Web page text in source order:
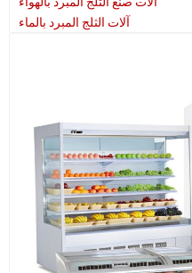
آلات الثلج المبرد بالماء